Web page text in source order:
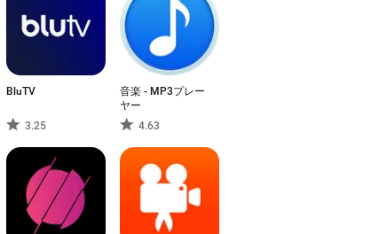
BluTV
3.25
音楽 - MP3プレー
ヤー
4.63